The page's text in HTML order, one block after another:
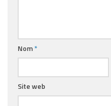
Nom*
Site web